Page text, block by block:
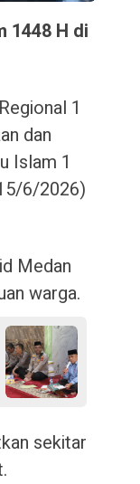
1448 H di
1
dan
Islam 1
6/2026)
Medan
warga.
sekitar